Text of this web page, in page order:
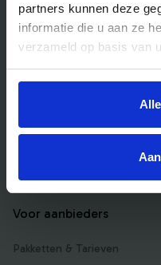
partners kunnen deze
informatie die u aan ze
verzameld op basis van
Bedrijfsuitje indoor
Voor aanbieders
Pakketten & Tarieven